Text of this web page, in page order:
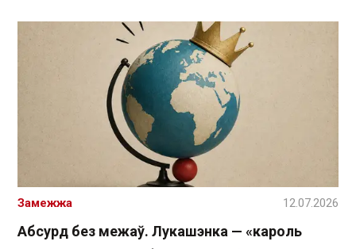
Абсурд без межаў. Лукашэнка — «кароль
Замежжа 12.07.2026